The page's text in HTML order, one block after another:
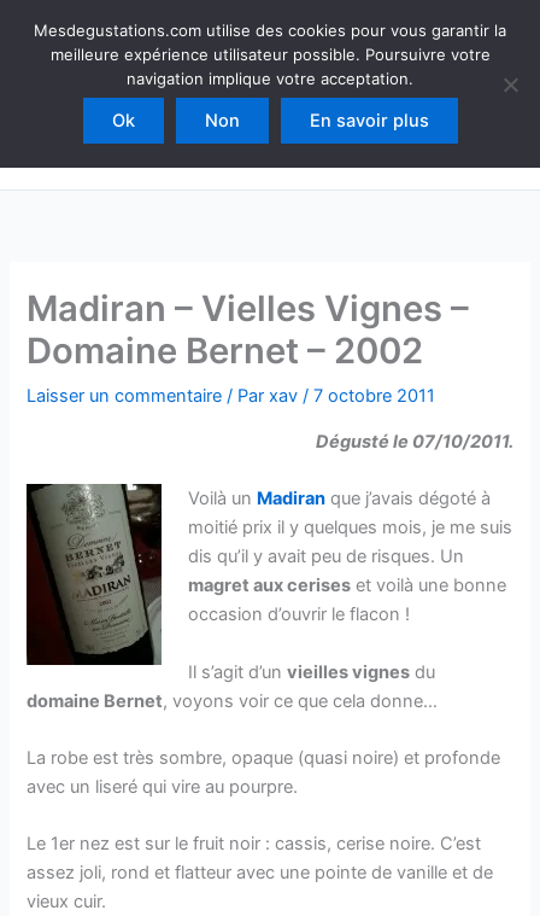
Mesdegustations
Dégustations, accords & autour du vin
Rechercher
Madiran – Vielles Vignes –
Domaine Bernet – 2002
Laisser un commentaire / Parxav/7 octobre 2011
Dégusté le 07/10/2011.
Voilà un Madiran que j’avais dégoté à
moitié prix il y quelques mois, je me suis
dis qu’il y avait peu de risques. Un
magret aux cerises et voilà une bonne
occasion d’ouvrir le flacon !
Il s’agit d’unvieilles vignes du
domaine Bernet, voyons voir ce que cela donne…
La robe est très sombre, opaque (quasi noire) et profonde
avec un liseré qui vire au pourpre.
Le 1er nez est sur le fruit noir : cassis, cerise noire. C’est
assez joli, rond et flatteur avec une pointe de vanille et de
vieux cuir.
Mesdegustations.com utilise des cookies pour vous garantir la
meilleure expérience utilisateur possible. Poursuivre votre
navigation implique votre acceptation.
Ok Non En savoir plus